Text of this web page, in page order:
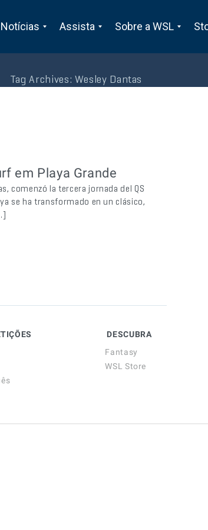
Notícias Assista Sobre a WSL
Tag Archives: Wesley Dantas
em Playa Grande
comenzó la tercera jornada del QS
se ha transformado en un clásico,
DESCUBRA
Fantasy
WSL Store